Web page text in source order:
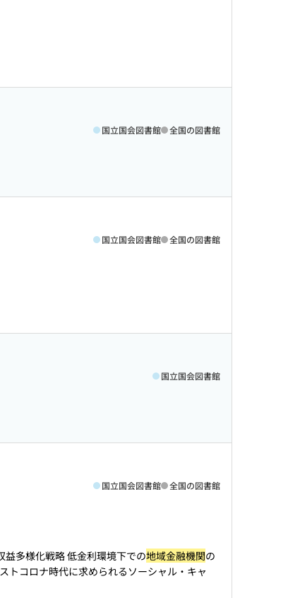
国立国会図書館 全国の図書館
国立国会図書館 全国の図書館
国立国会図書館
国立国会図書館 全国の図書館
益多様化戦略 低金利環境下での地域金融機関の
トコロナ時代に求められるソーシャル・キャ